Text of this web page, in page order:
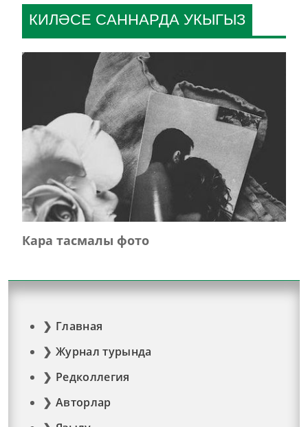
КИЛӘСЕ САННАРДА УКЫГЫЗ
Кара тасмалы фото
Главная
Журнал турында
Редколлегия
Авторлар